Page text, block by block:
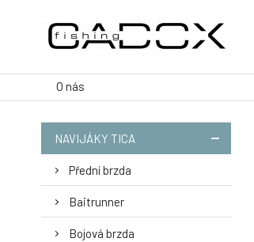
O nás
NAVIJÁKY TICA
Přední brzda
Baitrunner
Bojová brzda